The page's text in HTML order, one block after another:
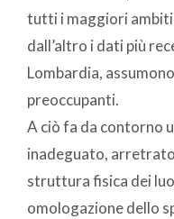
tutti i maggiori
dall’altro i dati più
Lombardia,
preoccupanti.
A ciò fa da contorno
inadeguato,
struttura fisica dei
omologazione dello